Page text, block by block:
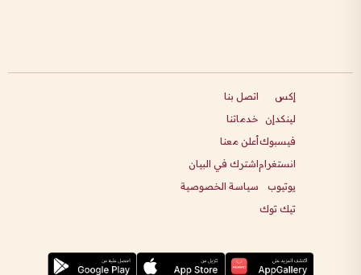
إكس
لينكدإن
فيسبوك
انستغرام
يوتيوب
تيك توك
اتصل بنا
خدماتنا
أعلن معنا
اشترك في البيان
سياسة الخصوصية